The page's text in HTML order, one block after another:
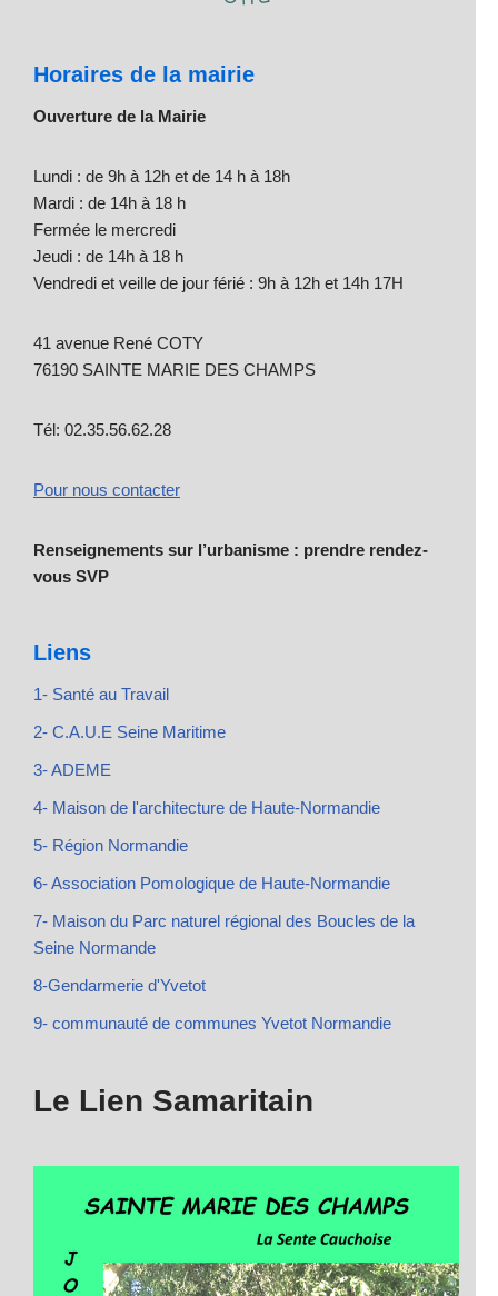
Horaires de la mairie
Ouverture de la Mairie
Lundi : de 9h à 12h et de 14 h à 18h
Mardi : de 14h à 18 h
Fermée le mercredi
Jeudi : de 14h à 18 h
Vendredi et veille de jour férié : 9h à 12h et 14h 17H
41 avenue René COTY
76190 SAINTE MARIE DES CHAMPS
Tél: 02.35.56.62.28
Pour nous contacter
Renseignements sur l’urbanisme : prendre rendez-
vous SVP
Liens
1- Santé au Travail
2- C.A.U.E Seine Maritime
3- ADEME
4- Maison de l'architecture de Haute-Normandie
5- Région Normandie
6- Association Pomologique de Haute-Normandie
7- Maison du Parc naturel régional des Boucles de la
Seine Normande
8-Gendarmerie d'Yvetot
9- communauté de communes Yvetot Normandie
Le Lien Samaritain